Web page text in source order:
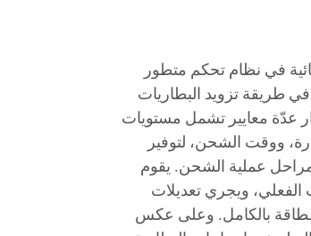
في نظام تحكم متطور
طريقة تزويد البطاريات
عدّة معايير تشمل مستويات
ووقت الشحن، لتوفير
عملية الشحن. يقوم
الفعلي، ويجري تعديلات
بالكامل. وعلى عكس